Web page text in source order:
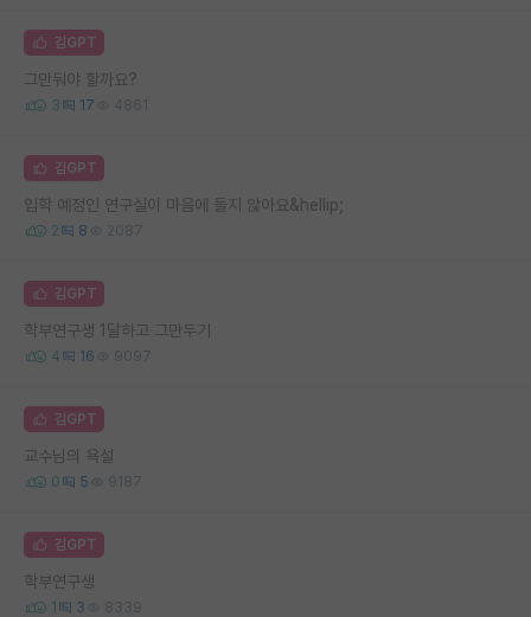
김GPT
그만둬야 할까요?
3 17 4861
김GPT
입학 예정인 연구실이 마음에 들지 않아요&hellip;
2 8 2087
김GPT
학부연구생 1달하고 그만두기
4 16 9097
김GPT
교수님의 욕설
0 5 9187
김GPT
학부연구생
1 3 8339